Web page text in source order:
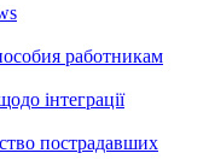
работникам
інтеграції
пострадавших